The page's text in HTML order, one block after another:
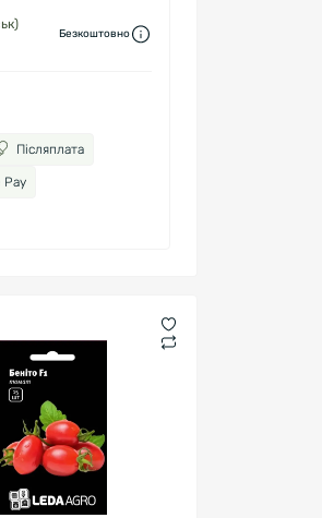
Безкоштовно
Післяплата
Pay